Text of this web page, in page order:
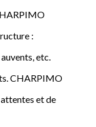
:
etc.
CHARPIMO
et de